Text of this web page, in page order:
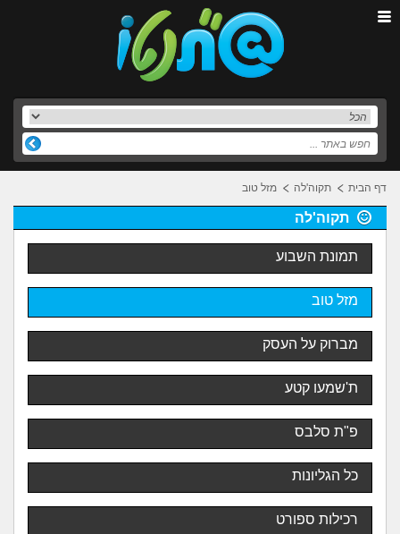
דף הבית תקוה'לה מזל טוב
תקוה'לה
תמונת השבוע
מזל טוב
מברוק על העסק
ת'שמעו קטע
פ"ת סלבס
כל הגליונות
רכילות ספורט